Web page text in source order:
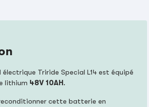
Triride Special L14 est équipé
lithium 48V 10AH.
cette batterie en